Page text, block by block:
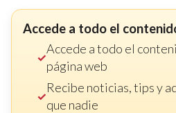
Accede a todo el
Accede a todo el
página web
Recibe noticias, tips y
que nadie